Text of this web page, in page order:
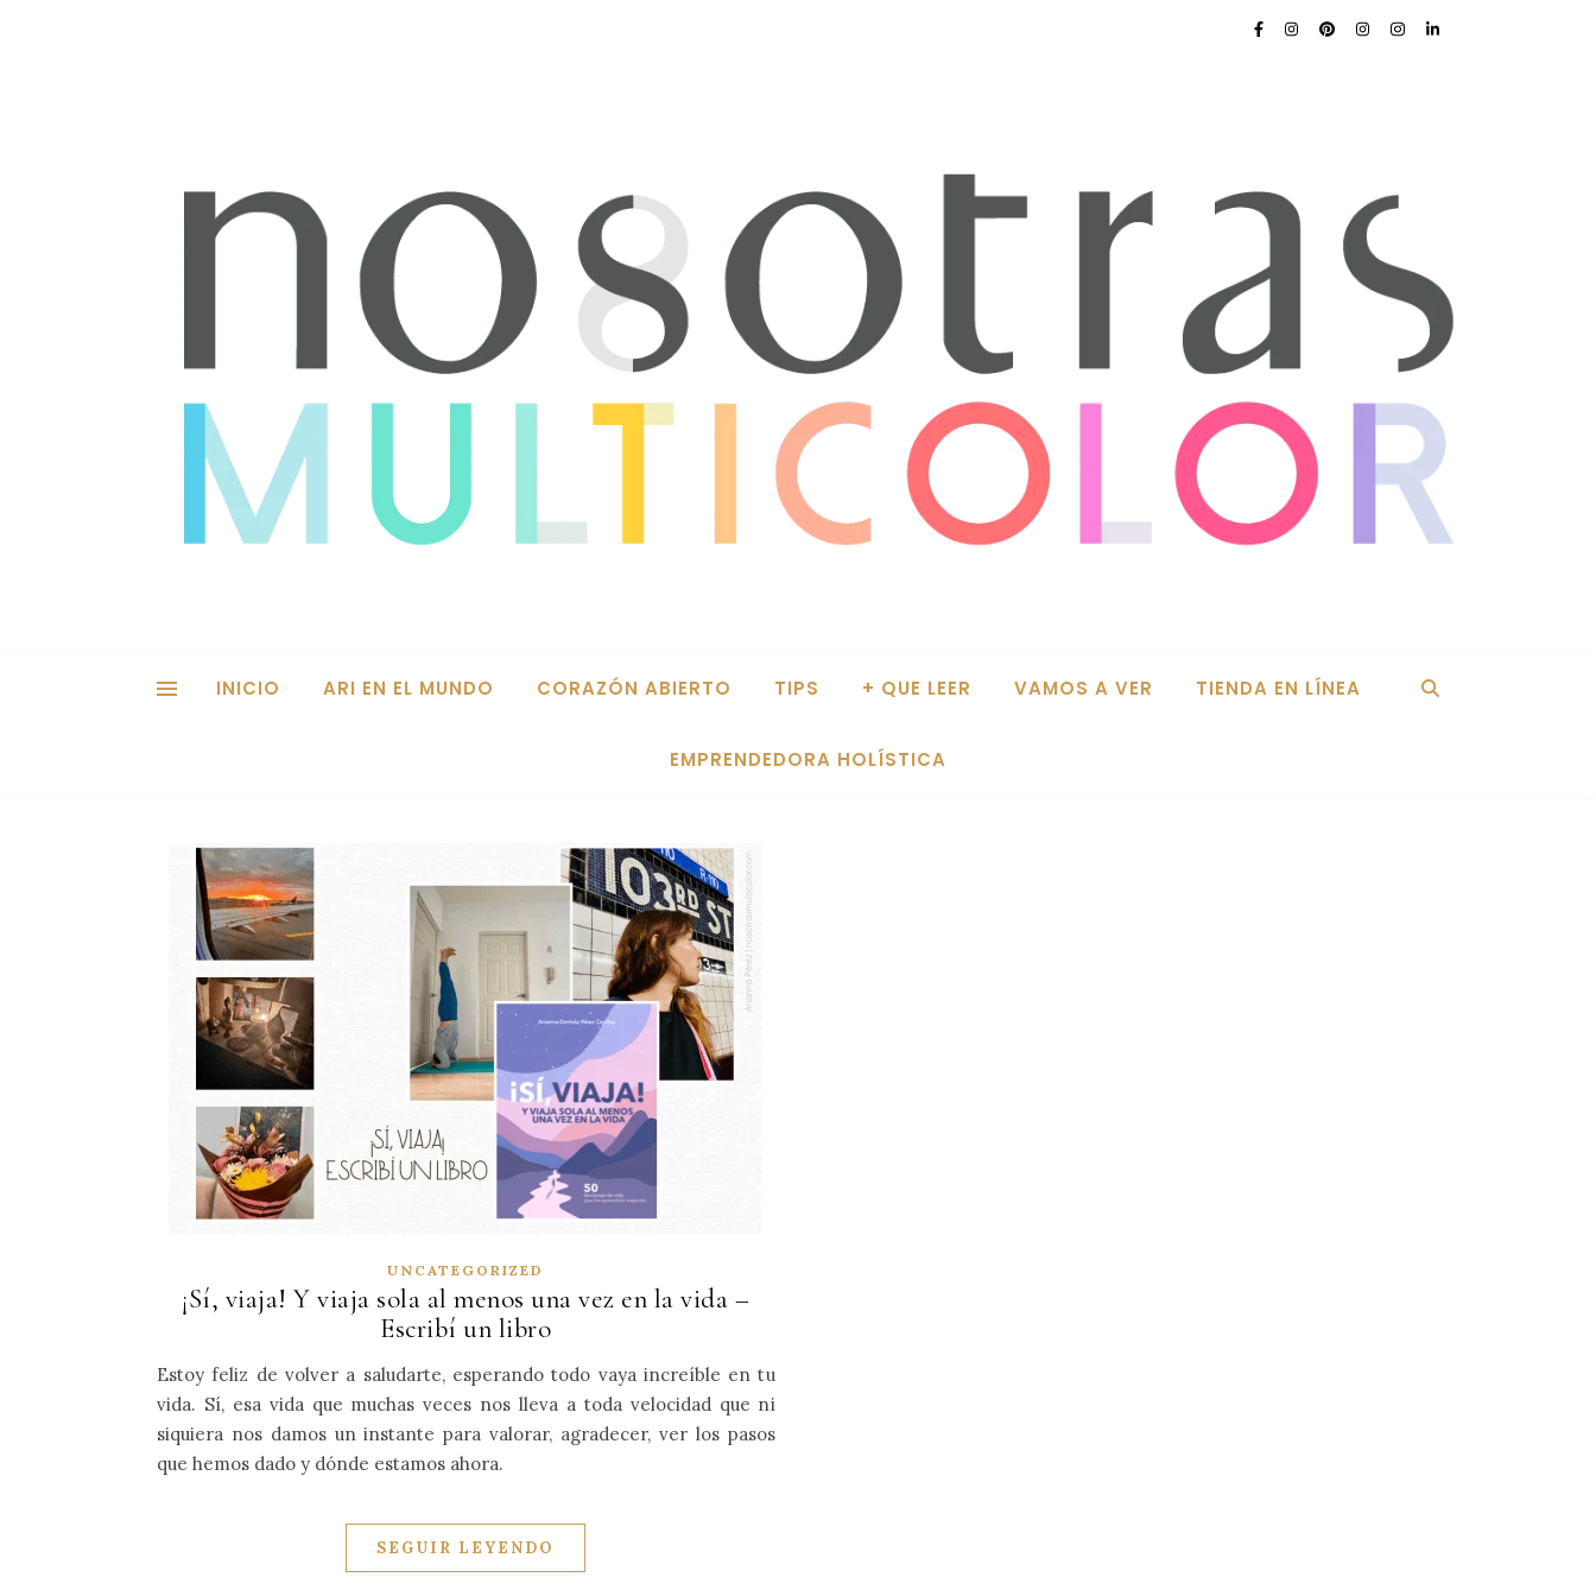
INICIO ARI EN EL MUNDO CORAZÓN ABIERTO TIPS + QUE LEER VAMOS A VER TIENDA EN LÍNEA
EMPRENDEDORA HOLÍSTICA
UNCATEGORIZED
¡Sí, viaja! Y viaja sola al menos una vez en la vida –
Escribí un libro
Estoy feliz de volver a saludarte, esperando todo vaya increíble en tu
vida. Sí, esa vida que muchas veces nos lleva a toda velocidad que ni
siquiera nos damos un instante para valorar, agradecer, ver los pasos
que hemos dado y dónde estamos ahora.
SEGUIR LEYENDO